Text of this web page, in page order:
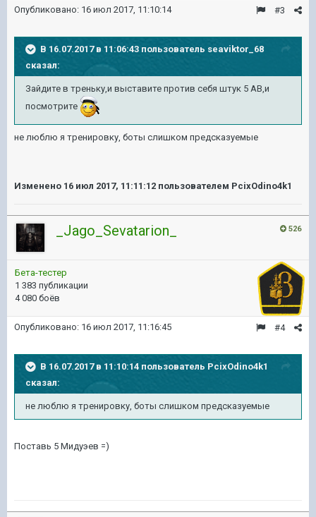
#3
Опубликовано: 16 июл 2017, 11:10:14
В 16.07.2017 в 11:06:43 пользователь seaviktor_68
сказал:
Зайдите в треньку,и выставите против себя штук 5 АВ,и
посмотрите
не люблю я тренировку, боты слишком предсказуемые
Изменено 16 июл 2017, 11:11:12 пользователем PcixOdino4k1
526
_Jago_Sevatarion_
Бета-тестер
1 383 публикации
4 080 боёв
#4
Опубликовано: 16 июл 2017, 11:16:45
В 16.07.2017 в 11:10:14 пользователь PcixOdino4k1
сказал:
не люблю я тренировку, боты слишком предсказуемые
Поставь 5 Мидуэев =)